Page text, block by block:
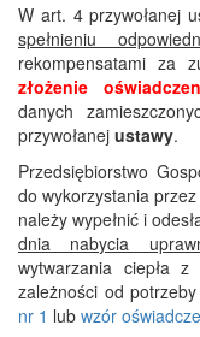
W art. 4 przywołanej
spełnieniu
rekompensatami za
złożenie
danych
przywołanej ustawy.
Przedsiębiorstwo
do wykorzystania
należy wypełnić i
dnia nabycia
wytwarzania ciepła
zależności od
nr 1 lub wzór